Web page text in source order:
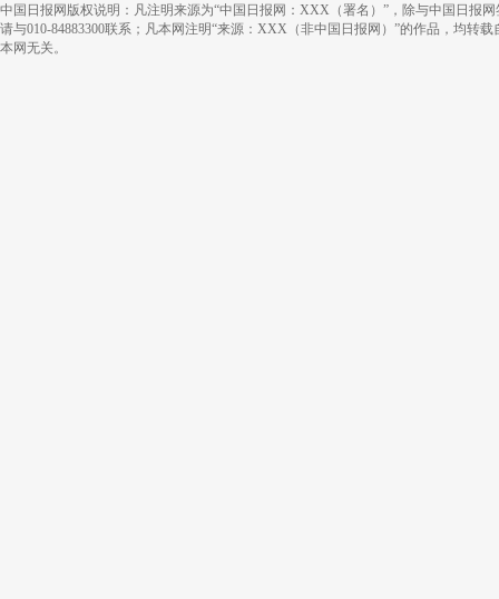
中国日报网版权说明：凡注明来源为“中国日报网：XXX（署名）”，除与中国日报
请与010-84883300联系；凡本网注明“来源：XXX（非中国日报网）”的作品，均转
本网无关。